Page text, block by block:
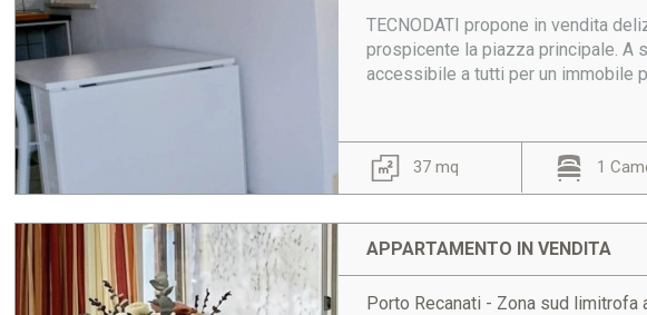
TECNODATI propone in vendita
prospicente la piazza principale. A
accessibile a tutti per un immobile
37 mq 1
APPARTAMENTO IN VENDITA
Porto Recanati - Zona sud limitrofa